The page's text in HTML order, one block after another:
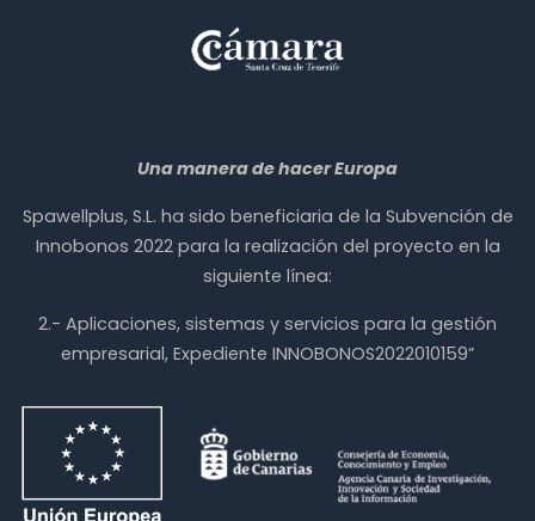
Una manera de hacer Europa
Spawellplus, S.L. ha sido beneficiaria de la Subvención de
Innobonos 2022 para la realización del proyecto en la
siguiente línea:
2.- Aplicaciones, sistemas y servicios para la gestión
empresarial, Expediente INNOBONOS2022010159”